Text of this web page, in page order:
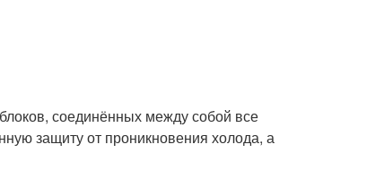
соединённых между собой все
защиту от проникновения холода, а